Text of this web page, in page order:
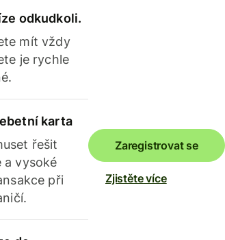
odkudkoli.
mít vždy
je rychle
karta
řešit
a vysoké
při
Zaregistrovat se
Zjistěte více